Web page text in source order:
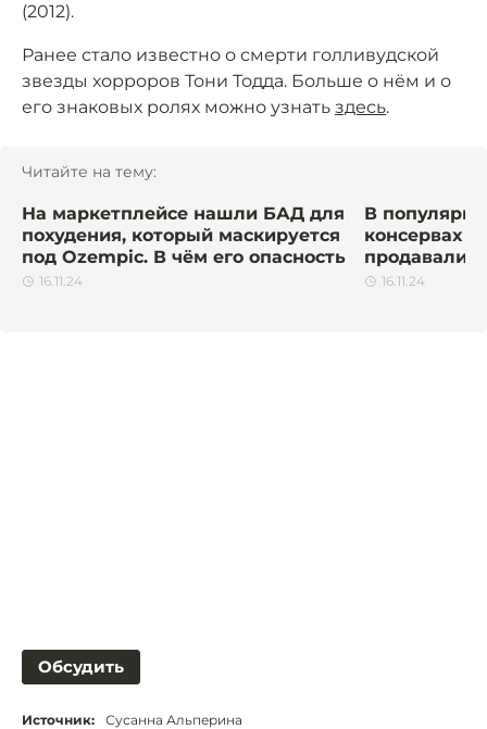
(2012).
Ранее стало известно о смерти голливудской
звезды хорроров Тони Тодда. Больше о нём и о
его знаковых ролях можно узнать здесь.
Читайте на тему:
На маркетплейсе нашли БАД для
похудения, который маскируется
под Ozempic. В чём его опасность
16.11.24
В
консервах
продавали
16.11.24
Обсудить
Источник: Сусанна Альперина